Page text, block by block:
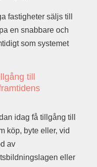
fastigheter säljs till
en snabbare och
som systemet
till
idag få tillgång till
köp, byte eller, vid
av
eller